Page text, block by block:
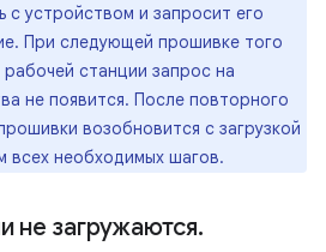
с устройством и запросит его
При следующей прошивке того
станции запрос на
не появится. После повторного
возобновится с загрузкой
всех необходимых шагов.
не загружаются.